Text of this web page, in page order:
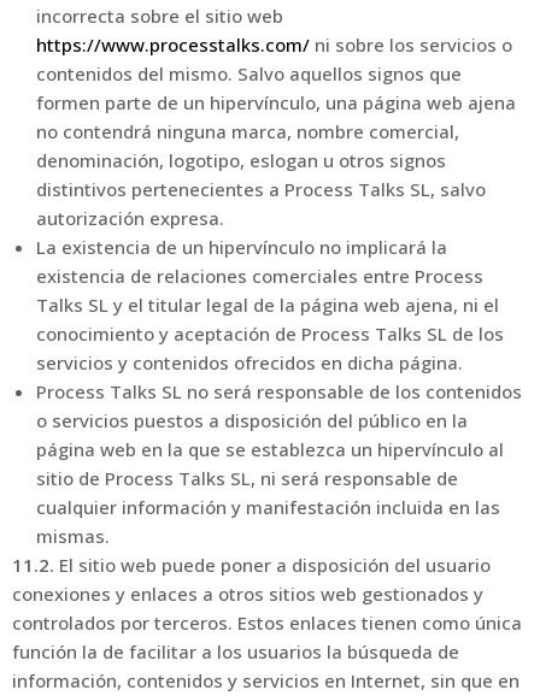
incorrecta sobre el sitio web
https://www.processtalks.com/ ni sobre los servicios o
contenidos del mismo. Salvo aquellos signos que
formen parte de un hipervínculo, una página web ajena
no contendrá ninguna marca, nombre comercial,
denominación, logotipo, eslogan u otros signos
distintivos pertenecientes a Process Talks SL, salvo
autorización expresa.
La existencia de un hipervínculo no implicará la
existencia de relaciones comerciales entre Process
Talks SL y el titular legal de la página web ajena, ni el
conocimiento y aceptación de Process Talks SL de los
servicios y contenidos ofrecidos en dicha página.
Process Talks SL no será responsable de los contenidos
o servicios puestos a disposición del público en la
página web en la que se establezca un hipervínculo al
sitio de Process Talks SL, ni será responsable de
cualquier información y manifestación incluida en las
mismas.
11.2. El sitio web puede poner a disposición del usuario
conexiones y enlaces a otros sitios web gestionados y
controlados por terceros. Estos enlaces tienen como única
función la de facilitar a los usuarios la búsqueda de
información, contenidos y servicios en Internet, sin que en